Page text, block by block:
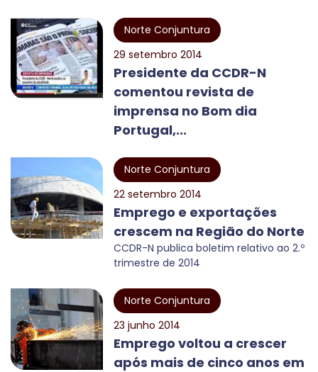
Norte Conjuntura
29 setembro 2014
Presidente da CCDR-N
comentou revista de
imprensa no Bom dia
Portugal,...
Norte Conjuntura
22 setembro 2014
Emprego e exportações
crescem na Região do Norte
CCDR-N publica boletim relativo ao 2.º
trimestre de 2014
Norte Conjuntura
23 junho 2014
Emprego voltou a crescer
após mais de cinco anos em